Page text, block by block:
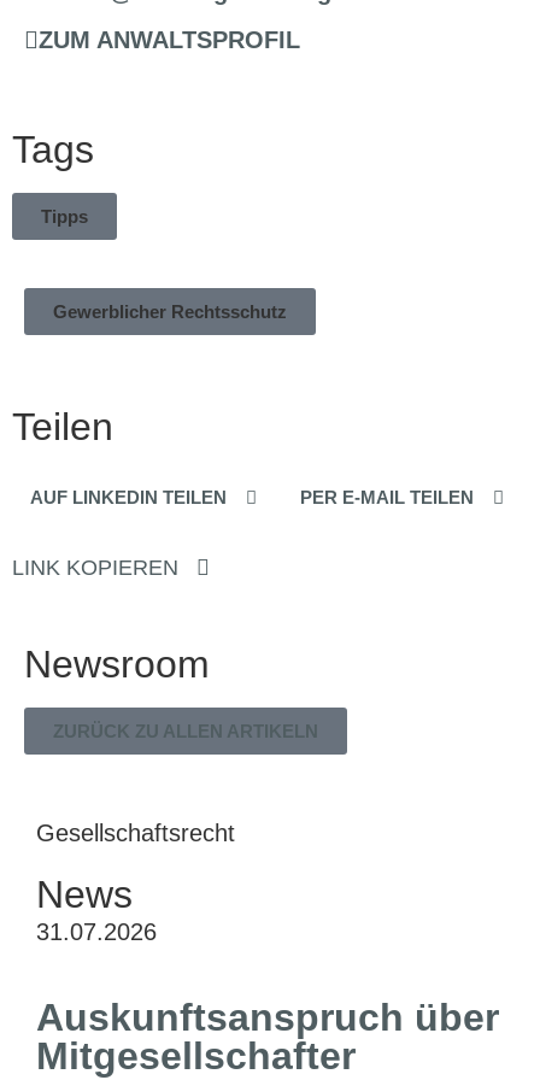
ZUM ANWALTSPROFIL
Tags
Tipps
Gewerblicher Rechtsschutz
Teilen
AUF LINKEDIN TEILEN PER E-MAIL TEILEN
LINK KOPIEREN
Newsroom
ZURÜCK ZU ALLEN ARTIKELN
Gesellschaftsrecht
News
31.07.2026
Auskunftsanspruch über
Mitgesellschafter